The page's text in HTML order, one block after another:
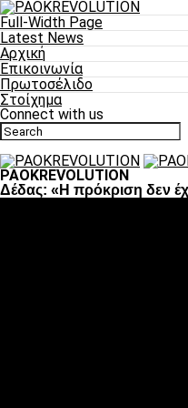
Full-Width Page
Latest News
Αρχική
Επικοινωνία
Πρωτοσέλιδο
Στοίχημα
Connect with us
PAOKREVOLUTION
Δέδας: «Η πρόκριση δεν